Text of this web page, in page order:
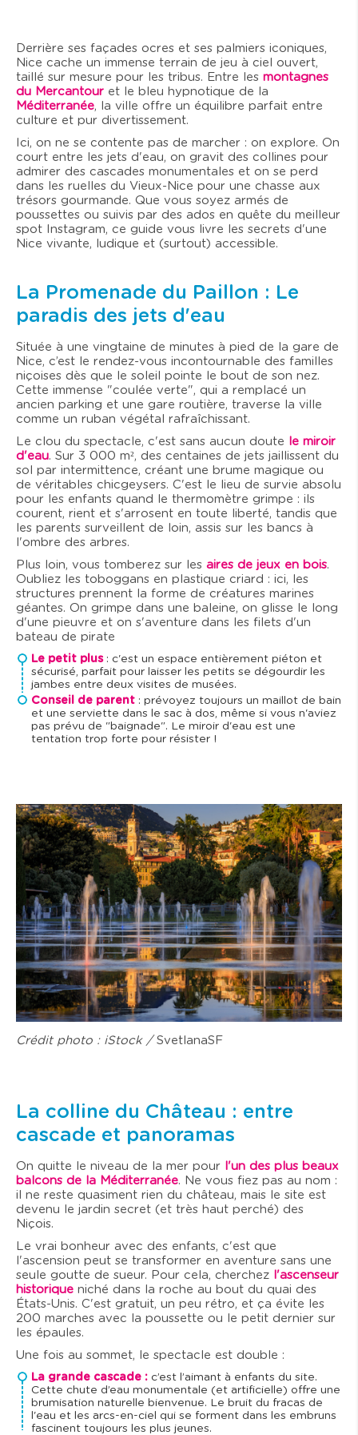
Derrière ses façades ocres et ses palmiers iconiques,
Nice cache un immense terrain de jeu à ciel ouvert,
taillé sur mesure pour les tribus. Entre les montagnes
du Mercantour et le bleu hypnotique de la
Méditerranée, la ville offre un équilibre parfait entre
culture et pur divertissement.
Ici, on ne se contente pas de marcher : on explore. On
court entre les jets d'eau, on gravit des collines pour
admirer des cascades monumentales et on se perd
dans les ruelles du Vieux-Nice pour une chasse aux
trésors gourmande. Que vous soyez armés de
poussettes ou suivis par des ados en quête du meilleur
spot Instagram, ce guide vous livre les secrets d'une
Nice vivante, ludique et (surtout) accessible.
La Promenade du Paillon : Le
paradis des jets d'eau
Située à une vingtaine de minutes à pied de la gare de
Nice, c’est le rendez-vous incontournable des familles
niçoises dès que le soleil pointe le bout de son nez.
Cette immense "coulée verte", qui a remplacé un
ancien parking et une gare routière, traverse la ville
comme un ruban végétal rafraîchissant.
Le clou du spectacle, c'est sans aucun doute
le miroir
d'eau. Sur 3 000 m², des centaines de jets jaillissent du
sol par intermittence, créant une brume magique ou
de véritables chicgeysers. C'est le lieu de survie absolu
pour les enfants quand le thermomètre grimpe : ils
courent, rient et s'arrosent en toute liberté, tandis que
les parents surveillent de loin, assis sur les bancs à
l'ombre des arbres.
Plus loin, vous tomberez sur les aires de jeux en bois.
Oubliez les toboggans en plastique criard : ici, les
structures prennent la forme de créatures marines
géantes. On grimpe dans une baleine, on glisse le long
d'une pieuvre et on s'aventure dans les filets d'un
bateau de pirate
Le petit plus : c'est un espace entièrement piéton et
sécurisé, parfait pour laisser les petits se dégourdir les
jambes entre deux visites de musées.
Conseil de parent : prévoyez toujours un maillot de bain
et une serviette dans le sac à dos, même si vous n'aviez
pas prévu de "baignade". Le miroir d'eau est une
tentation trop forte pour résister !
Crédit photo : iStock / SvetlanaSF
La colline du Château : entre
cascade et panoramas
On quitte le niveau de la mer pour
l'un des plus beaux
balcons de la Méditerranée. Ne vous fiez pas au nom :
il ne reste quasiment rien du château, mais le site est
devenu le jardin secret (et très haut perché) des
Niçois.
Le vrai bonheur avec des enfants, c'est que
l'ascension peut se transformer en aventure sans une
seule goutte de sueur. Pour cela, cherchez
l'ascenseur
historique niché dans la roche au bout du quai des
États-Unis. C'est gratuit, un peu rétro, et ça évite les
200 marches avec la poussette ou le petit dernier sur
les épaules.
Une fois au sommet, le spectacle est double :
La grande cascade : c’est l’aimant à enfants du site.
Cette chute d’eau monumentale (et artificielle) offre une
brumisation naturelle bienvenue. Le bruit du fracas de
l'eau et les arcs-en-ciel qui se forment dans les embruns
fascinent toujours les plus jeunes.